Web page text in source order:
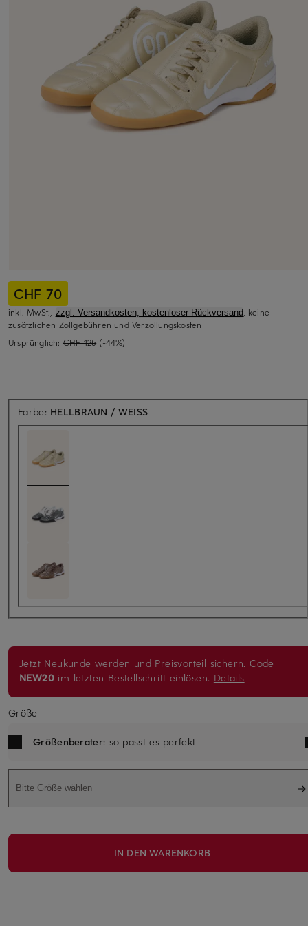
CHF 70
inkl. MwSt., zzgl. Versandkosten, kostenloser Rückversand, keine
zusätzlichen Zollgebühren und Verzollungskosten
Ursprünglich: CHF 125 (-44%)
Farbe: HELLBRAUN / WEISS
Jetzt Neukunde werden und Preisvorteil sichern. Code
NEW20 im letzten Bestellschritt einlösen. Details
Größe
Größenberater: so passt es perfekt
Bitte Größe wählen
IN DEN WARENKORB